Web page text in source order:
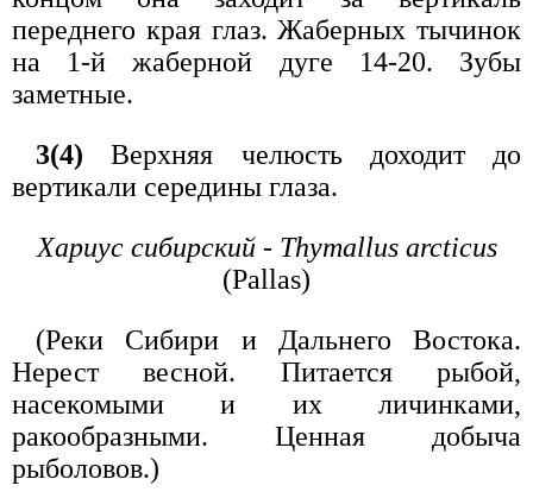
переднего края глаз. Жаберных тычинок
на 1-й жаберной дуге 14-20. Зубы
заметные.
3(4) Верхняя челюсть доходит до
вертикали середины глаза.
Хариус сибирский - Thymallus arcticus
(Pallas)
(Реки Сибири и Дальнего Востока.
Нерест весной. Питается рыбой,
насекомыми и их личинками,
ракообразными. Ценная добыча
рыболовов.)